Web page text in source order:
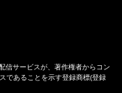
信サービスが、著作権者からコン
であることを示す登録商標(登録